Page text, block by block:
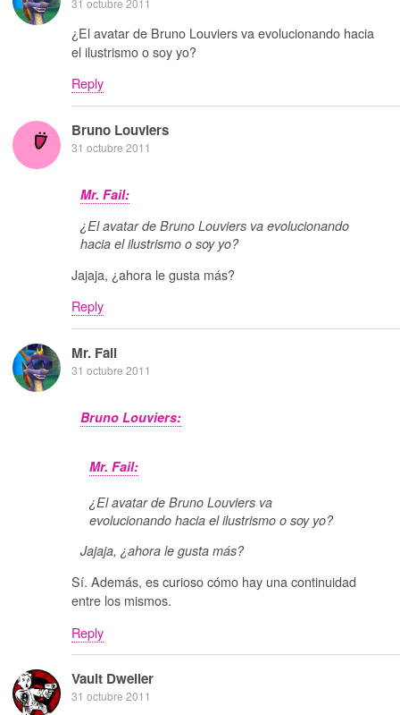
¿El avatar de Bruno Louviers va evolucionando hacia
el ilustrismo o soy yo?
Reply
Bruno Louviers
31 octubre 2011
Mr. Fail:
¿El avatar de Bruno Louviers va evolucionando
hacia el ilustrismo o soy yo?
Jajaja, ¿ahora le gusta más?
Reply
Mr. Fail
31 octubre 2011
Bruno Louviers:
Mr. Fail:
¿El avatar de Bruno Louviers va
evolucionando hacia el ilustrismo o soy yo?
Jajaja, ¿ahora le gusta más?
Sí. Además, es curioso cómo hay una continuidad
entre los mismos.
Reply
Vault Dweller
31 octubre 2011